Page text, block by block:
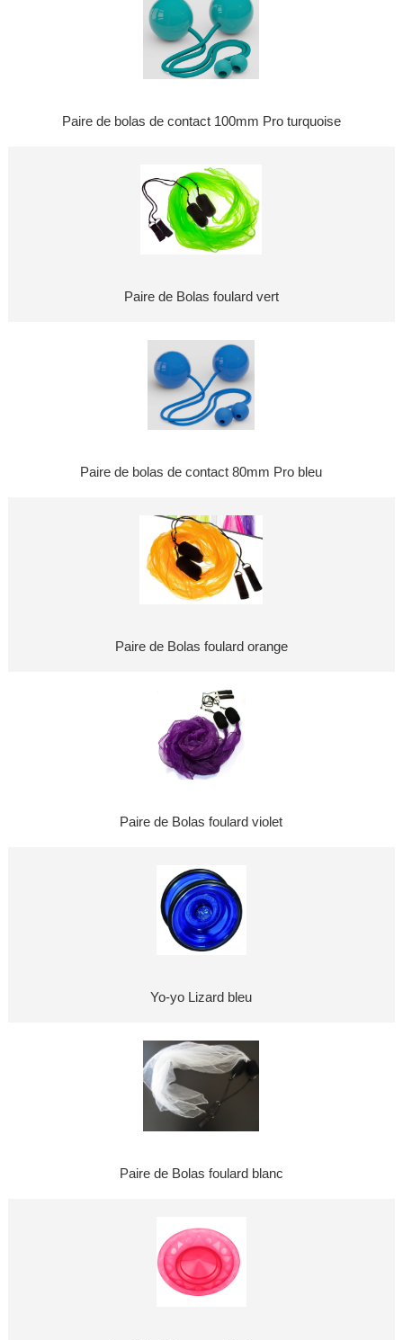
Paire de bolas de contact 100mm Pro turquoise
Paire de Bolas foulard vert
Paire de bolas de contact 80mm Pro bleu
Paire de Bolas foulard orange
Paire de Bolas foulard violet
Yo-yo Lizard bleu
Paire de Bolas foulard blanc